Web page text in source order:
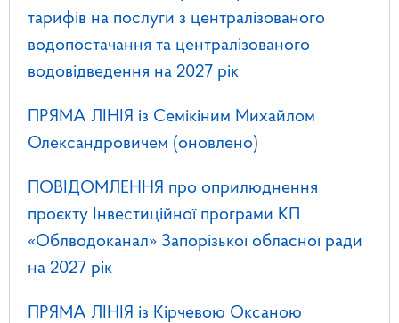
тарифів на послуги з централізованого
водопостачання та централізованого
водовідведення на 2027 рік
ПРЯМА ЛІНІЯ із Семікіним Михайлом
Олександровичем (оновлено)
ПОВІДОМЛЕННЯ про оприлюднення
проєкту Інвестиційної програми КП
«Облводоканал» Запорізької обласної ради
на 2027 рік
ПРЯМА ЛІНІЯ із Кірчевою Оксаною